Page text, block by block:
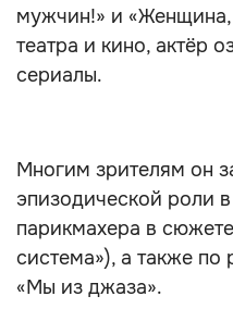
мужчин!» и
театра и кино, актёр
сериалы.
Многим зрителям он
эпизодической роли
парикмахера в
система»), а также
«Мы из джаза».